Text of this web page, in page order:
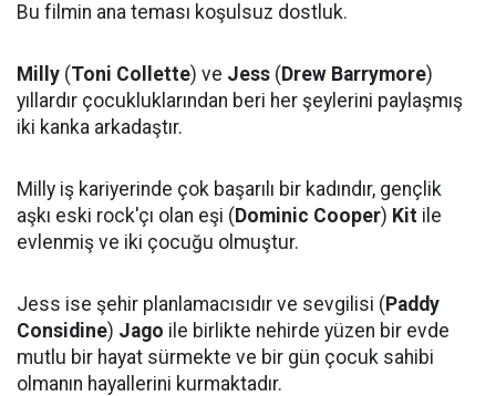
Bu filmin ana teması koşulsuz dostluk.
Milly (Toni Collette) ve Jess ( Drew Barrymore)
yıllardır çocukluklarından beri her şeylerini paylaşmış
iki kanka arkadaştır.
Milly iş kariyerinde çok başarılı bir kadındır, gençlik
aşkı eski rock'çı olan eşi ( Dominic Cooper) Kit ile
evlenmiş ve iki çocuğu olmuştur.
Jess ise şehir planlamacısıdır ve sevgilisi ( Paddy
Considine) Jago ile birlikte nehirde yüzen bir evde
mutlu bir hayat sürmekte ve bir gün çocuk sahibi
olmanın hayallerini kurmaktadır.